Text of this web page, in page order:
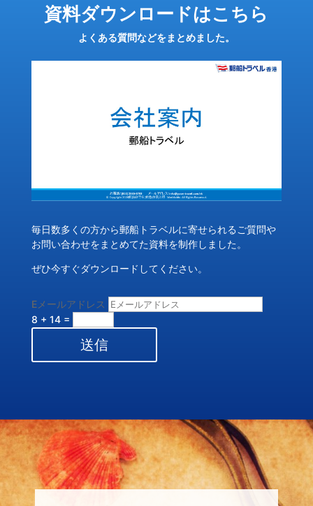
資料ダウンロードはこちら
よくある質問などをまとめました。
毎日数多くの方から郵船トラベルに寄せられるご質問や
お問い合わせをまとめてた資料を制作しました。
ぜひ今すぐダウンロードしてください。
Eメールアドレス
8 + 14=
送信